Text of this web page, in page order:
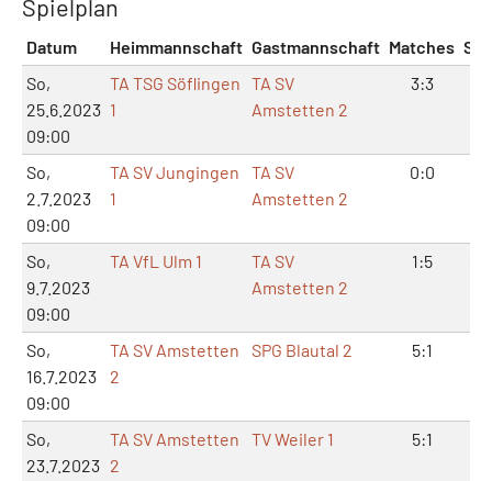
Spielplan
Datum Heimmannschaft Gastmannschaft Matches
So,
25.6.2023
09:00
TA TSG Söflingen
1
TA SV
Amstetten 2
3:3
So,
2.7.2023
09:00
TA SV Jungingen
1
TA SV
Amstetten 2
0:0
So,
9.7.2023
09:00
TA VfL Ulm 1
TA SV
Amstetten 2
1:5
So,
16.7.2023
09:00
TA SV Amstetten
2
SPG Blautal 2 5:1
So,
23.7.2023
TA SV Amstetten
2
TV Weiler 1 5:1